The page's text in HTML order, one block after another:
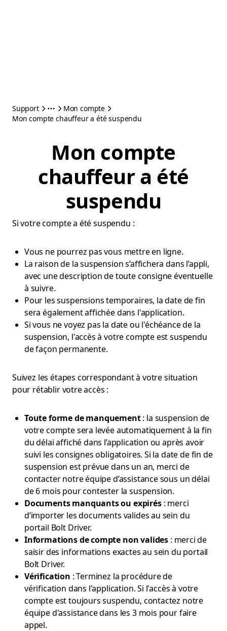
Support
Mon compte
Mon compte chauffeur a été suspendu
Mon compte
chauffeur a été
suspendu
Si votre compte a été suspendu :
Vous ne pourrez pas vous mettre en ligne.
La raison de la suspension s’affichera dans l’appli,
avec une description de toute consigne éventuelle
à suivre.
Pour les suspensions temporaires, la date de fin
sera également affichée dans l'application.
Si vous ne voyez pas la date ou l'échéance de la
suspension, l'accès à votre compte est suspendu
de façon permanente.
Suivez les étapes correspondant à votre situation
pour rétablir votre accès :
Toute forme de manquement: la suspension de
votre compte sera levée automatiquement à la fin
du délai affiché dans l’application ou après avoir
suivi les consignes obligatoires. Si la date de fin de
suspension est prévue dans un an, merci de
contacter notre équipe d’assistance sous un délai
de 6 mois pour contester la suspension.
Documents manquants ou expirés: merci
d’importer les documents valides au sein du
portail Bolt Driver.
Informations de compte non valides : merci de
saisir des informations exactes au sein du portail
Bolt Driver.
Vérification : Terminez la procédure de
vérification dans l'application. Si l'accès à votre
compte est toujours suspendu, contactez notre
équipe d'assistance dans les 3 mois pour faire
appel.